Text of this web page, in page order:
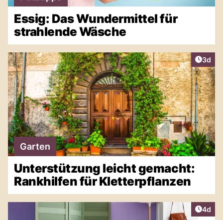
Essig: Das Wundermittel für
strahlende Wäsche
3d
Garten
Unterstützung leicht gemacht:
Rankhilfen für Kletterpflanzen
4d